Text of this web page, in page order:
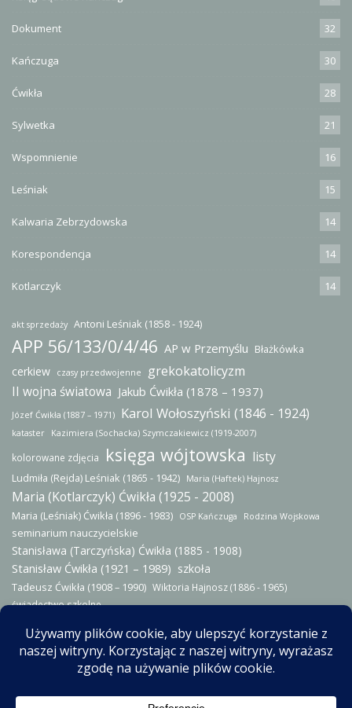
Dokument 32
Kańczuga 30
Ćwikła 28
Sylwetka 21
Wspomnienie 16
Leśniak 15
Kalwaria Zebrzydowska 14
Korespondencja 14
Kotlarczyk 14
akt sprzedaży Antoni Leśniak (1858 - 1924)
APP 56/133/0/4/46 AP w Przemyślu Błażkówka
cerkiew czasy przedwojenne grekokatolicyzm
II wojna światowa Jakub Ćwikła (1878 – 1937)
Józef Ćwikła (1887 – 1971) Karol Wołoszyński (1846 - 1924)
kataster Kazimiera (Sochacka) Szymczakiewicz (1919-2007)
kolorowane zdjęcia księga wójtowska listy
Ludmiła (Rejda) Leśniak (1865 - 1942) Maria (Haftek) Hajnosz
Maria (Kotlarczyk) Ćwikła (1925 - 2008)
Maria (Leśniak) Ćwikła (1896 - 1983) OSP Kańczuga Rodzina Wojskowa
seminarium nauczycielskie
Stanisława (Tarczyńska) Ćwikła (1885 - 1908)
Stanisław Ćwikła (1921 – 1989) szkoła
Tadeusz Ćwikła (1908 – 1990) Wiktoria Hajnosz (1886 - 1965)
świadectwo szkolne
Ustawy z dn. 4 lutego 1994 r. o prawie autorskimi i prawach pokrewnych